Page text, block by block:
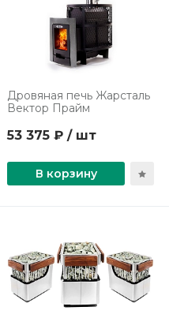
Дровяная печь Жарсталь
Вектор Прайм
53 375 ₽ / шт
В корзину